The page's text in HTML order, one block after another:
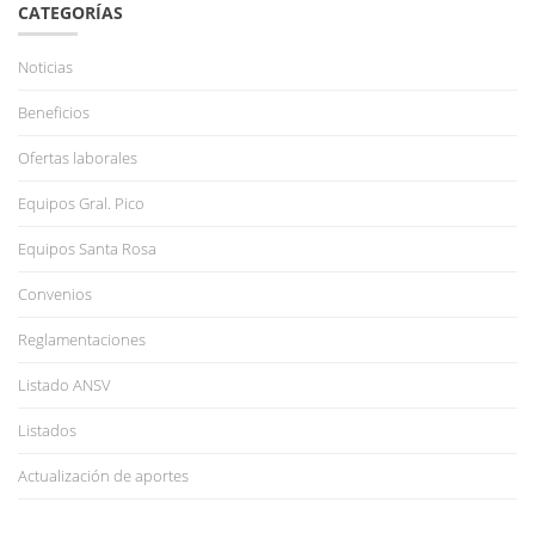
CATEGORÍAS
Noticias
Beneficios
Ofertas laborales
Equipos Gral. Pico
Equipos Santa Rosa
Convenios
Reglamentaciones
Listado ANSV
Listados
Actualización de aportes